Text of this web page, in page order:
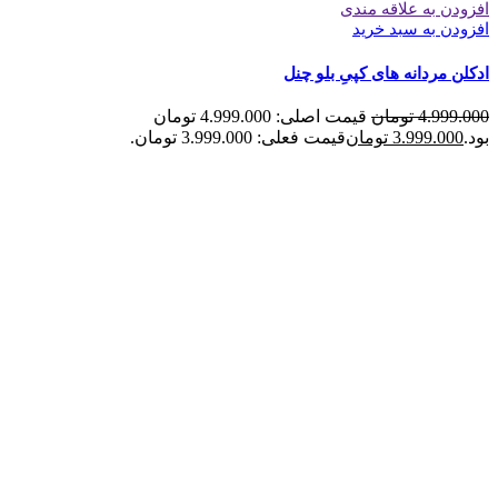
افزودن به علاقه مندی
افزودن به سبد خرید
ادکلن مردانه های کپیِ بلو چنل
4.999.000 تومان
قیمت اصلی: 4.999.000 تومان
بود.3.999.000 تومانقیمت فعلی: 3.999.000 تومان.